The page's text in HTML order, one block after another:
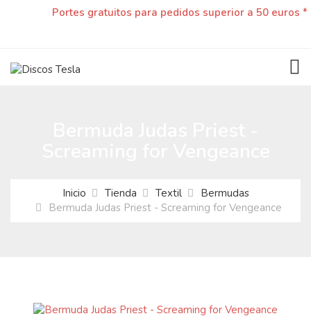
Portes gratuitos para pedidos superior a 50 euros *
Inicio Tienda Textil
Bermudas
Bermuda Judas Priest - Screaming for Vengeance